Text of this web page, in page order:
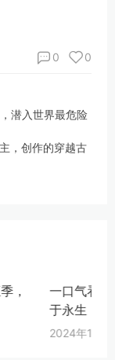
0 0
潜入世界最危险
，创作的穿越古
，
一口气看
于永生
2024年1月